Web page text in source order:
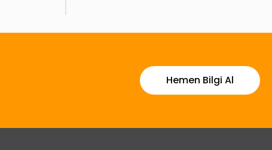
Hemen Bilgi Al